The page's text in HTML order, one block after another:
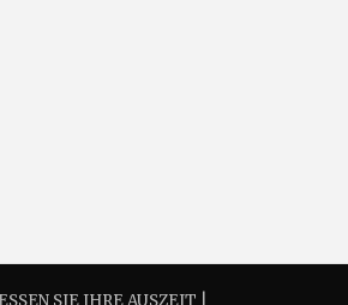
SIE IHRE AUSZEIT |